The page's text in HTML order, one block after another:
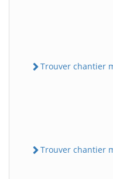
Trouver chantier
Trouver chantier